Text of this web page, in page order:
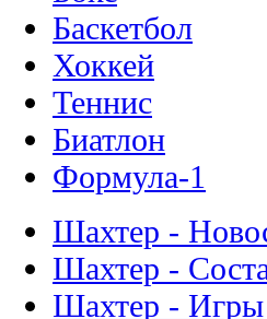
Баскетбол
Хоккей
Теннис
Биатлон
Формула-1
Шахтер -
Шахтер -
Шахтер - Игры